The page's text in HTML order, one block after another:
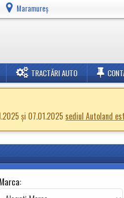
Maramureș
TRACTĂRI AUTO
și 07.01.2025 sediul Autoland
Marca: